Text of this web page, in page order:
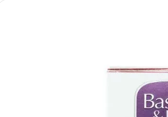
5.
6.